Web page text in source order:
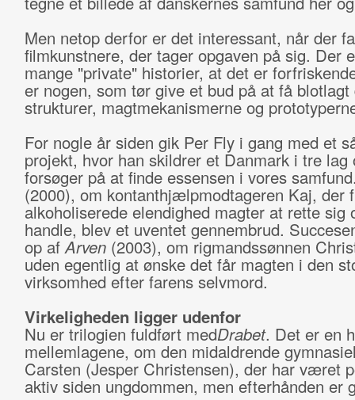
Men netop derfor er det interessant, når der
filmkunstnere, der tager opgaven på sig. Der
mange "private" historier, at det er
er nogen, som tør give et bud på at få blotlagt
strukturer, magtmekanismerne og
For nogle år siden gik Per Fly i gang med et
projekt, hvor han skildrer et Danmark i tre lag
forsøger på at finde essensen i vores
(2000), om kontanthjælpmodtageren Kaj, der
alkoholiserede elendighed magter at rette sig
handle, blev et uventet gennembrud.
op afArven(2003), om rigmandssønnen
uden egentlig at ønske det får magten i den
virksomhed efter farens selvmord.
Virkeligheden ligger udenfor
Nu er trilogien fuldført medDrabet. Det er en
mellemlagene, om den midaldrende
Carsten (Jesper Christensen), der har været
aktiv siden ungdommen, men efterhånden er